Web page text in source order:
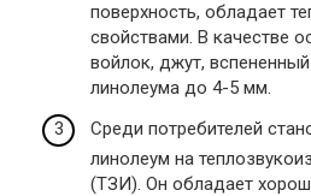
поверхность, обладает
свойствами. В качестве
войлок, джут,
линолеума до 4-5 мм.
Среди потребителей
линолеум на
(ТЗИ). Он обладает